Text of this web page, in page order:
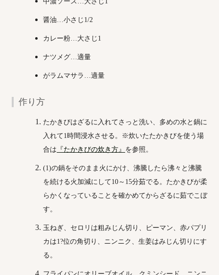
醤油…小さじ1/2
カレー粉…大さじ1
ナツメグ…適量
がラムマサラ…適量
作り方
たかきびはざるに入れてさっと洗い、多めの水と鍋に
入れて1時間浸水させる。※炊いたたかきびを使う場
合は 『たかきびの炊き方』 を参照。
(1)の鍋をそのまま火にかけ、沸騰したら沸々と沸騰
を続ける火加減にして10～15分茹でる。たかきびが柔
らかくなっていることを確かめてからざるに茹でこぼ
す。
玉ねぎ、セロリは粗みじん切り、ピーマン、赤パプリ
カは1?位の角切り、ニンニク、生姜はみじん切りにす
る。